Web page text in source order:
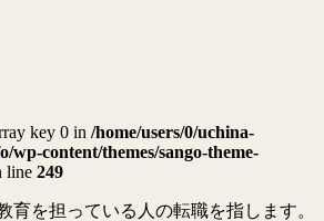
key 0 in /home/users/0/uchina-
wp-content/themes/sango-theme-
line 249
育を担っている人の転職を指します。